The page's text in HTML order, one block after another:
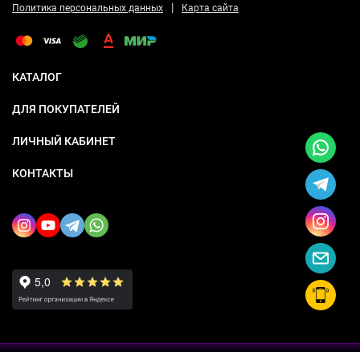
Политика персональных данных | Карта сайта
КАТАЛОГ
ДЛЯ ПОКУПАТЕЛЕЙ
ЛИЧНЫЙ КАБИНЕТ
КОНТАКТЫ